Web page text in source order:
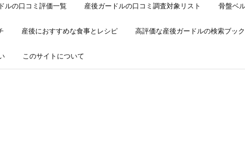
ルの口コミ評価一覧 産後ガードルの口コミ調査対象リスト 骨盤ベ
産後におすすめな食事とレシピ 高評価な産後ガードルの検索ブッ
このサイトについて